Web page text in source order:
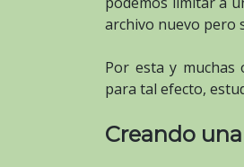
archivo nuevo pero
Por esta y muchas
para tal efecto,
Creando